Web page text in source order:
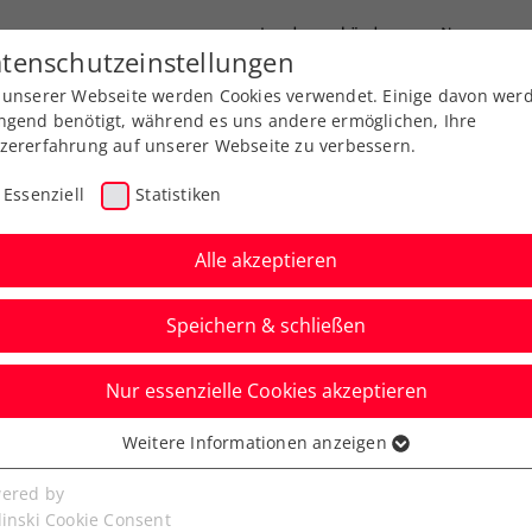
Landesverbände News
Ausbildung Services Über uns
Teambewerbe & Turniere
2026 Wheelchair
Webseite werden Cookies verwendet. Einige davon
benötigt, während es uns andere ermöglichen, Ihre
auf unserer Webseite zu verbessern.
Essenziell Statistiken
Alle akzeptieren
Speichern & schließen
Nur essenzielle Cookies akzeptieren
Cookies werden für grundlegende Funktionen der
benötigt. Dadurch ist gewährleistet, dass die Webseite
Weitere Informationen anzeigen
by
Cookie Consent